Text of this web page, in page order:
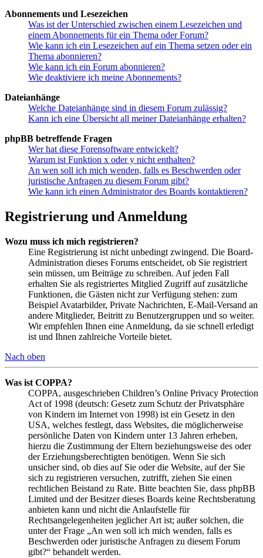
Abonnements und Lesezeichen
Was ist der Unterschied zwischen einem Lesezeichen und
einem Abonnements für ein Thema oder Forum?
Wie kann ich ein Lesezeichen auf ein Thema setzen oder ein
Thema abonnieren?
Wie kann ich ein Forum abonnieren?
Wie deaktiviere ich meine Abonnements?
Dateianhänge
Welche Dateianhänge sind in diesem Forum zulässig?
Kann ich eine Übersicht all meiner Dateianhänge erhalten?
phpBB betreffende Fragen
Wer hat diese Forensoftware entwickelt?
Warum ist Funktion x oder y nicht enthalten?
An wen soll ich mich wenden, falls es Beschwerden oder
juristische Anfragen zu diesem Forum gibt?
Wie kann ich einen Administrator des Boards kontaktieren?
Registrierung und Anmeldung
Wozu muss ich mich registrieren?
Eine Registrierung ist nicht unbedingt zwingend. Die Board-
Administration dieses Forums entscheidet, ob Sie registriert
sein müssen, um Beiträge zu schreiben. Auf jeden Fall
erhalten Sie als registriertes Mitglied Zugriff auf zusätzliche
Funktionen, die Gästen nicht zur Verfügung stehen: zum
Beispiel Avatarbilder, Private Nachrichten, E-Mail-Versand an
andere Mitglieder, Beitritt zu Benutzergruppen und so weiter.
Wir empfehlen Ihnen eine Anmeldung, da sie schnell erledigt
ist und Ihnen zahlreiche Vorteile bietet.
Nach oben
Was ist COPPA?
COPPA, ausgeschrieben Children’s Online Privacy Protection
Act of 1998 (deutsch: Gesetz zum Schutz der Privatsphäre
von Kindern im Internet von 1998) ist ein Gesetz in den
USA, welches festlegt, dass Websites, die möglicherweise
persönliche Daten von Kindern unter 13 Jahren erheben,
hierzu die Zustimmung der Eltern beziehungsweise des oder
der Erziehungsberechtigten benötigen. Wenn Sie sich
unsicher sind, ob dies auf Sie oder die Website, auf der Sie
sich zu registrieren versuchen, zutrifft, ziehen Sie einen
rechtlichen Beistand zu Rate. Bitte beachten Sie, dass phpBB
Limited und der Besitzer dieses Boards keine Rechtsberatung
anbieten kann und nicht die Anlaufstelle für
Rechtsangelegenheiten jeglicher Art ist; außer solchen, die
unter der Frage „An wen soll ich mich wenden, falls es
Beschwerden oder juristische Anfragen zu diesem Forum
gibt?“ behandelt werden.